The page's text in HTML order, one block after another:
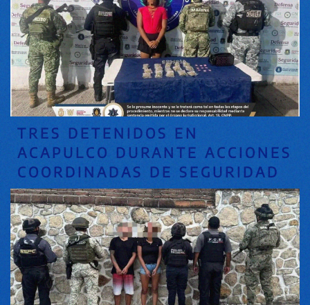
TRES DETENIDOS EN
ACAPULCO DURANTE ACCIONES
COORDINADAS DE SEGURIDAD